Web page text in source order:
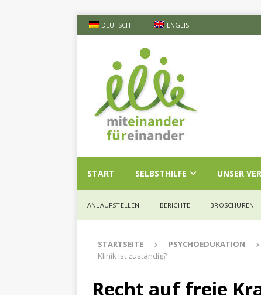
DEUTSCH ENGLISH
START SELBSTHILFE UNSER
ANLAUFSTELLEN BERICHTE BROSCHÜREN
STARTSEITE PSYCHOEDUKATION
Klinik ist zuständig?
Recht auf freie